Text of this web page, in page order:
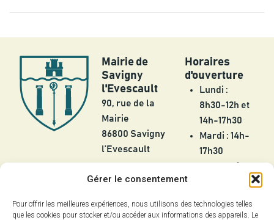
Gérer le consentement
Pour offrir les meilleures expériences, nous utilisons des technologies telles
que les cookies pour stocker et/ou accéder aux informations des appareils. Le
Mairie de
Savigny
l'Evescault
90, rue de la
Mairie
86800 Savigny
l’Evescault
05 49 56 55
contact@savignylevescault.fr
Horaires
d'ouverture
Lundi :
8h30-12h et
14h-17h30
Mardi : 14h-
17h30
Mercredi :
8h30-12h et